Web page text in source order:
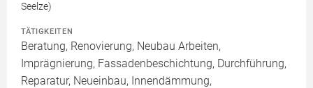
Seelze)
TÄTIGKEITEN
Beratung, Renovierung, Neubau Arbeiten,
Imprägnierung, Fassadenbeschichtung, Durchführung,
Reparatur, Neueinbau, Innendämmung,